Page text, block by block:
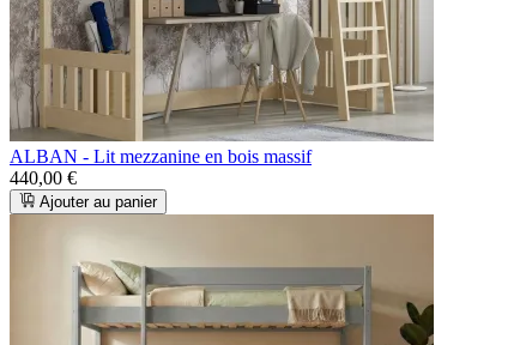
ALBAN - Lit mezzanine en bois massif
440,00 €
Ajouter au panier